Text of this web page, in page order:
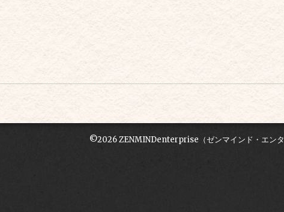
©2026ZENMINDenterprise（ゼンマインド・エンタ